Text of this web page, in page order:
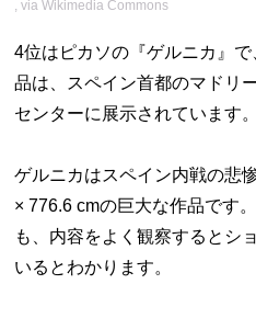
, via Wikimedia Commons
4位はピカソの『ゲルニカ』
品は、スペイン首都のマドリ
センターに展示されています。
ゲルニカはスペイン内戦の悲
× 776.6 cmの巨大な作品です
も、内容をよく観察するとシ
いるとわかります。